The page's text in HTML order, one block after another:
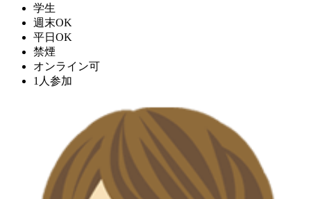
学生
週末OK
平日OK
禁煙
オンライン可
1人参加